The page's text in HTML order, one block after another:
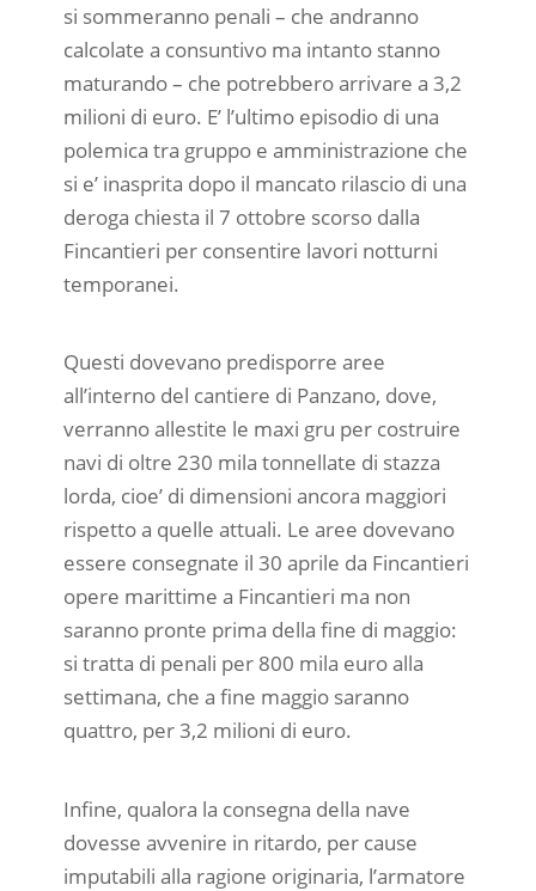
si sommeranno penali – che andranno
calcolate a consuntivo ma intanto stanno
maturando – che potrebbero arrivare a 3,2
milioni di euro. E’ l’ultimo episodio di una
polemica tra gruppo e amministrazione che
si e’ inasprita dopo il mancato rilascio di una
deroga chiesta il 7 ottobre scorso dalla
Fincantieri per consentire lavori notturni
temporanei.
Questi dovevano predisporre aree
all’interno del cantiere di Panzano, dove,
verranno allestite le maxi gru per costruire
navi di oltre 230 mila tonnellate di stazza
lorda, cioe’ di dimensioni ancora maggiori
rispetto a quelle attuali. Le aree dovevano
essere consegnate il 30 aprile da Fincantieri
opere marittime a Fincantieri ma non
saranno pronte prima della fine di maggio:
si tratta di penali per 800 mila euro alla
settimana, che a fine maggio saranno
quattro, per 3,2 milioni di euro.
Infine, qualora la consegna della nave
dovesse avvenire in ritardo, per cause
imputabili alla ragione originaria, l’armatore